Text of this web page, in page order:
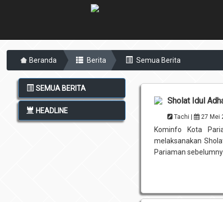
Beranda Berita Semua Berita
SEMUA BERITA
HEADLINE
Sholat Idul
Tachi | 27 Mei
Kominfo Kota
melaksanakan
Pariaman